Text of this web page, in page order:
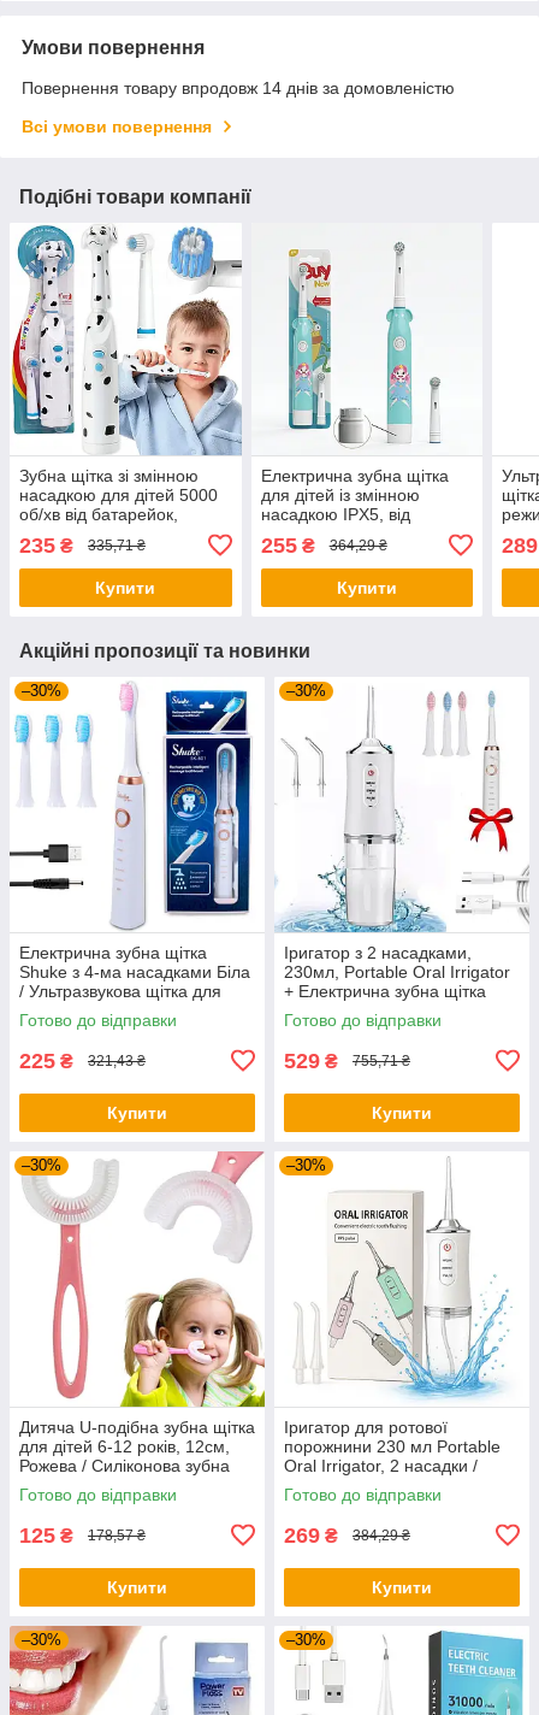
Умови повернення
Повернення товару впродовж 14 днів за домовленістю
Всі умови повернення
Подібні товари компанії
Зубна щітка зі змінною
насадкою для дітей 5000
об/хв від батарейок,
HL268 / Електрична зубна
щітка / Електрощітка для
дітей
235 ₴ 335,71 ₴
Купити
Електрична зубна щітка
для дітей із змінною
насадкою IPX5, від
Блакитний / Зубна щітка
для дітей
255₴ 364,29 ₴
Купити
289
Акційні пропозиції та новинки
–30%
Електрична зубна щітка
Shuke з 4-ма насадками Біла
/ Ультразвукова щітка для
зубів з 5 режимами
Готово до відправки
225 ₴ 321,43 ₴
Купити
–30%
Іригатор з 2 насадками,
230мл, Portable Oral Irrigator
+ Електрична зубна щітка
Shuke
Готово до відправки
529 ₴ 755,71 ₴
Купити
–30%
Дитяча U-подібна зубна щітка
для дітей 6-12 років, 12см,
Рожева / Силіконова зубна
щітка-капа
Готово до відправки
125 ₴ 178,57 ₴
Купити
–30%
Іригатор для ротової
порожнини 230 мл Portable
Oral Irrigator, 2 насадки /
Портативний іригатор для
зубів
Готово до відправки
269 ₴ 384,29 ₴
Купити
–30% –30%